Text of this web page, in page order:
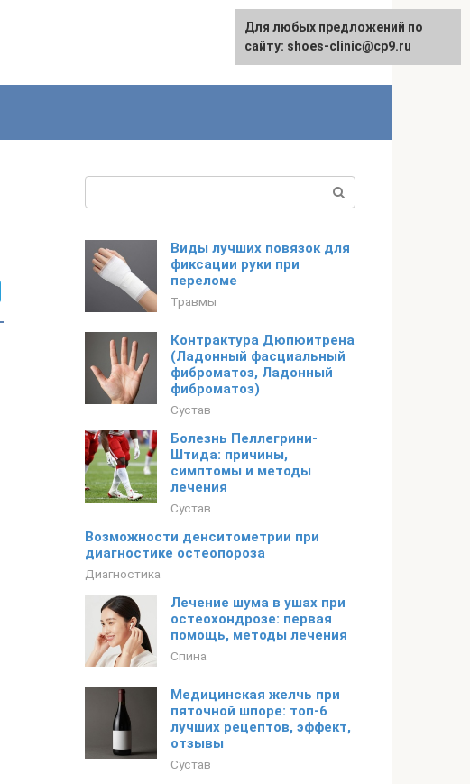
Виды лучших повязок для
фиксации руки при
переломе
Травмы
Контрактура Дюпюитрена
(Ладонный фасциальный
фиброматоз, Ладонный
фиброматоз)
Сустав
Болезнь Пеллегрини-
Штида: причины,
симптомы и методы
лечения
Сустав
Возможности денситометрии при
диагностике остеопороза
Диагностика
Лечение шума в ушах при
остеохондрозе: первая
помощь, методы лечения
Спина
Медицинская желчь при
пяточной шпоре: топ-6
лучших рецептов, эффект,
отзывы
Сустав
Для любых предложений по
сайту: shoes-clinic@cp9.ru